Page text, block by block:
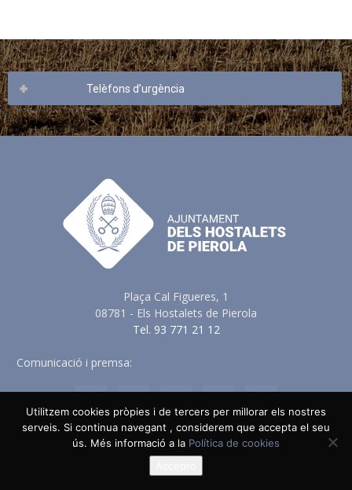
Telèfons d’urgència
Plaça Cal Figueres, 1
08781 - Els Hostalets de Pierola
Tel. 93 771 21 12
Comunicació i premsa:
Avis Legal Política de Privacitat
Política de Cookies
Política en vers a les Xarxes Socials
Utilitzem cookies pròpies i de tercers per millorar els nostres
serveis. Si continua navegant , considerem que accepta el seu
ús. Més informació a la Política de cookies